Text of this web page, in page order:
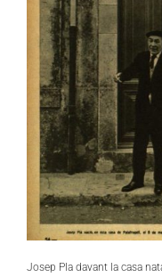
Josep Pla davant la casa